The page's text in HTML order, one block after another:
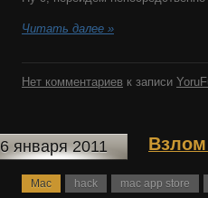
Читать далее »
Нет комментариев к записи
6 января 2011 Взлом
Mac hack mac app store